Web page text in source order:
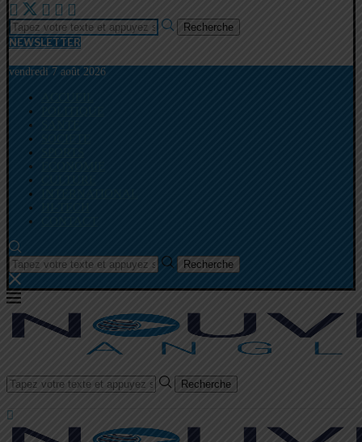
Recherche
NEWSLETTER
vendredi 7 août 2026
Recherche
Recherche